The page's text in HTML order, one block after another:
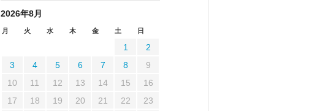
2026年8月
月 火 水 木 金 土 日
1
2
3
4 5 6 7 8
9
10
11 12 13 14 15
16
17
18 19 20 21 22
23